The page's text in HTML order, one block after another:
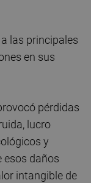
las principales
en sus
pérdidas
lucro
y
esos daños
intangible de